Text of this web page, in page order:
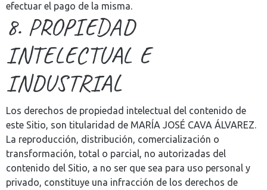
efectuar el pago de la misma.
8. PROPIEDAD
INTELECTUAL E
INDUSTRIAL
Los derechos de propiedad intelectual del contenido de
este Sitio, son titularidad de MARÍA JOSÉ CAVA ÁLVAREZ.
La reproducción, distribución, comercialización o
transformación, total o parcial, no autorizadas del
contenido del Sitio, a no ser que sea para uso personal y
privado, constituye una infracción de los derechos de